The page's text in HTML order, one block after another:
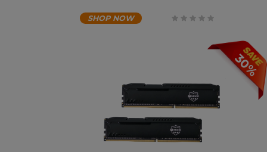
SHOP NOW
30%